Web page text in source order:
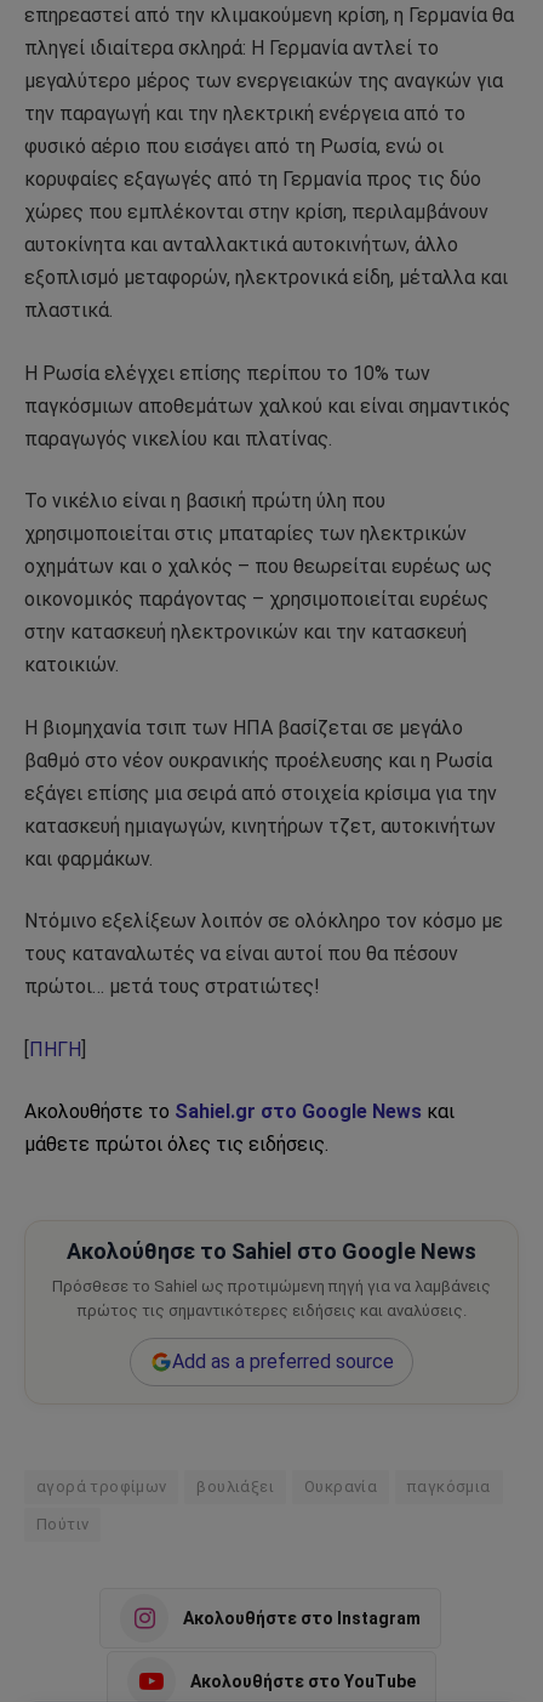
επηρεαστεί από την κλιμακούμενη κρίση, η Γερμανία θα
πληγεί ιδιαίτερα σκληρά: Η Γερμανία αντλεί το
μεγαλύτερο μέρος των ενεργειακών της αναγκών για
την παραγωγή και την ηλεκτρική ενέργεια από το
φυσικό αέριο που εισάγει από τη Ρωσία, ενώ οι
κορυφαίες εξαγωγές από τη Γερμανία προς τις δύο
χώρες που εμπλέκονται στην κρίση, περιλαμβάνουν
αυτοκίνητα και ανταλλακτικά αυτοκινήτων, άλλο
εξοπλισμό μεταφορών, ηλεκτρονικά είδη, μέταλλα και
πλαστικά.
Η Ρωσία ελέγχει επίσης περίπου το 10% των
παγκόσμιων αποθεμάτων χαλκού και είναι σημαντικός
παραγωγός νικελίου και πλατίνας.
Το νικέλιο είναι η βασική πρώτη ύλη που
χρησιμοποιείται στις μπαταρίες των ηλεκτρικών
οχημάτων και ο χαλκός – που θεωρείται ευρέως ως
οικονομικός παράγοντας – χρησιμοποιείται ευρέως
στην κατασκευή ηλεκτρονικών και την κατασκευή
κατοικιών.
Η βιομηχανία τσιπ των ΗΠΑ βασίζεται σε μεγάλο
βαθμό στο νέον ουκρανικής προέλευσης και η Ρωσία
εξάγει επίσης μια σειρά από στοιχεία κρίσιμα για την
κατασκευή ημιαγωγών, κινητήρων τζετ, αυτοκινήτων
και φαρμάκων.
Ντόμινο εξελίξεων λοιπόν σε ολόκληρο τον κόσμο με
τους καταναλωτές να είναι αυτοί που θα πέσουν
πρώτοι… μετά τους στρατιώτες!
ΠΗΓΗ
Ακολουθήστε το Sahiel.gr στο Google News και
μάθετε πρώτοι όλες τις ειδήσεις.
Ακολούθησε το Sahiel στο Google News
Πρόσθεσε το Sahiel ως προτιμώμενη πηγή για να λαμβάνεις
πρώτος τις σημαντικότερες ειδήσεις και αναλύσεις.
Add as a preferred source
αγορά τροφίμων βουλιάξει Ουκρανία παγκόσμια
Πούτιν
Ακολουθήστε στο Instagram
Ακολουθήστε στο YouTube